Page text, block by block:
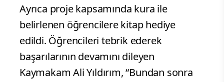
Ayrıca proje kapsamında kura ile
belirlenen öğrencilere kitap hediye
edildi. Öğrencileri tebrik ederek
başarılarının devamını dileyen
Kaymakam Ali Yıldırım, “Bundan sonra